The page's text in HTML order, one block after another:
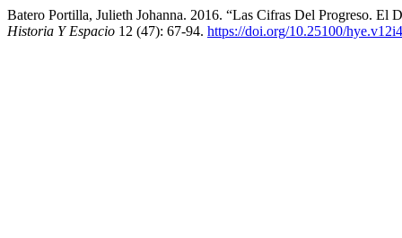
Batero Portilla, Julieth Johanna. 2016. “Las Cifras Del Progreso. El
Historia Y Espacio 12 (47): 67-94. https://doi.org/10.25100/